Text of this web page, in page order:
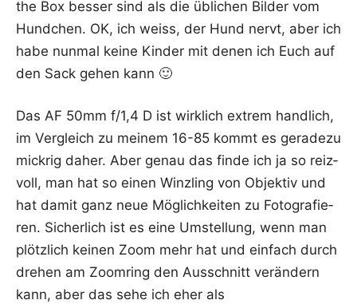
the Box bes­ser sind als die übli­chen Bil­der vom
Hundchen. OK, ich weiss, der Hund nervt, aber ich
habe nun­mal kei­ne Kin­der mit denen ich Euch auf
den Sack gehen kann 🙂
Das AF 50mm f/1,4 D ist wirk­lich extrem hand­lich,
im Ver­gleich zu mei­nem 16-85 kommt es gera­de­zu
mick­rig daher. Aber genau das fin­de ich ja so reiz­
voll, man hat so einen Winz­ling von Objek­tiv und
hat damit ganz neue Mög­lich­kei­ten zu Foto­gra­fie­
ren. Sicher­lich ist es eine Umstel­lung, wenn man
plötz­lich kei­nen Zoom mehr hat und ein­fach durch
dre­hen am Zoom­ring den Aus­schnitt ver­än­dern
kann, aber das sehe ich eher als